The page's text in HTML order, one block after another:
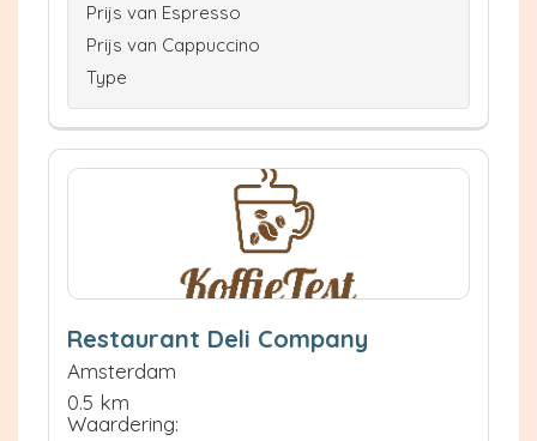
Prijs van Espresso
Prijs van Cappuccino
Type
Restaurant Deli Company
Amsterdam
0.5 km
Waardering: